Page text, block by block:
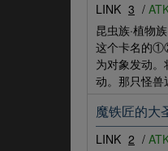
LINK 3 /
昆虫族·植物
这个卡名的
为对象发动
动。那只怪兽
魔铁匠的大
LINK 2 /